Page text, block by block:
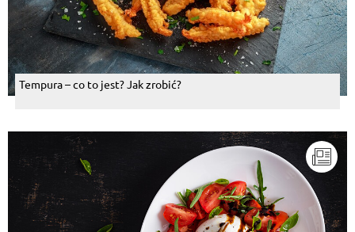
Tempura – co to jest? Jak zrobić?